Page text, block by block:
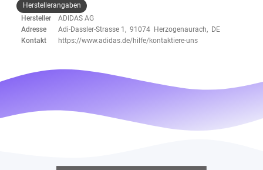
Herstellerangaben
Hersteller
ADIDAS AG
Adresse
Adi-Dassler-Strasse 1, 91074 Herzogenaurach, DE
Kontakt
https://www.adidas.de/hilfe/kontaktiere-uns